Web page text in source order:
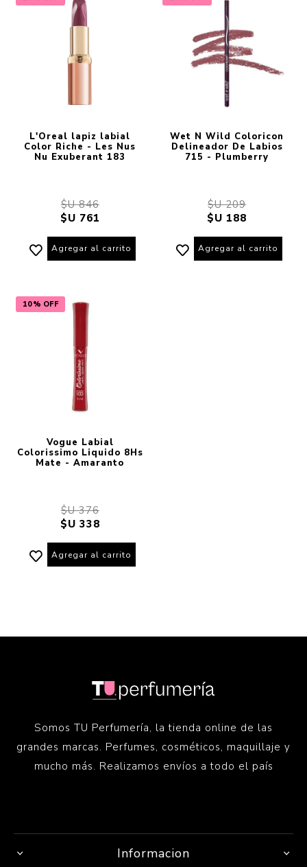
L'Oreal lapiz labial
Color Riche - Les Nus
Nu Exuberant 183
$U 846
$U 761
Agregar al carrito
Wet N Wild Coloricon
Delineador De Labios
715 - Plumberry
$U 209
$U 188
Agregar al carrito
10% OFF
Vogue Labial
Colorissimo Liquido 8Hs
Mate - Amaranto
$U 376
$U 338
Agregar al carrito
Somos TU Perfumería, la tienda online de las
grandes marcas. Perfumes, cosméticos, maquillaje y
mucho más. Realizamos envíos a todo el país
Informacion